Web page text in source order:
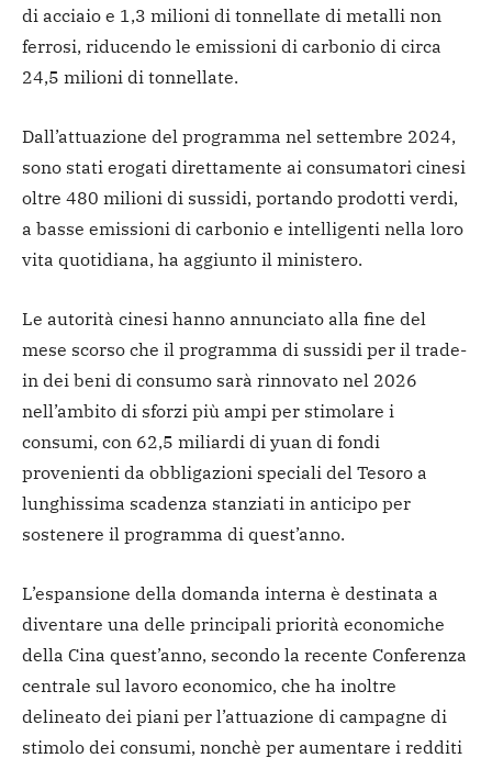
di acciaio e 1,3 milioni di tonnellate di metalli non
ferrosi, riducendo le emissioni di carbonio di circa
24,5 milioni di tonnellate.
Dall’attuazione del programma nel settembre 2024,
sono stati erogati direttamente ai consumatori cinesi
oltre 480 milioni di sussidi, portando prodotti verdi,
a basse emissioni di carbonio e intelligenti nella loro
vita quotidiana, ha aggiunto il ministero.
Le autorità cinesi hanno annunciato alla fine del
mese scorso che il programma di sussidi per il trade-
in dei beni di consumo sarà rinnovato nel 2026
nell’ambito di sforzi più ampi per stimolare i
consumi, con 62,5 miliardi di yuan di fondi
provenienti da obbligazioni speciali del Tesoro a
lunghissima scadenza stanziati in anticipo per
sostenere il programma di quest’anno.
L’espansione della domanda interna è destinata a
diventare una delle principali priorità economiche
della Cina quest’anno, secondo la recente Conferenza
centrale sul lavoro economico, che ha inoltre
delineato dei piani per l’attuazione di campagne di
stimolo dei consumi, nonchè per aumentare i redditi